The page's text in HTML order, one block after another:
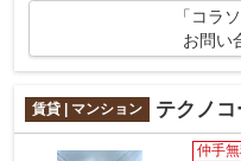
「コラ
お問い
賃貸 | マンション テクノ
仲手